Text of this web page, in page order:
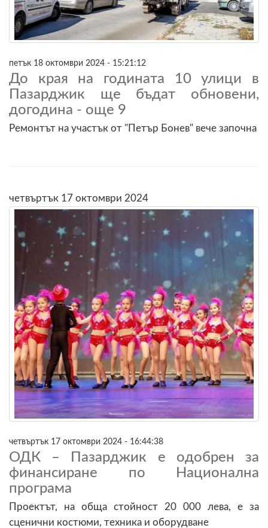
петък 18 октомври 2024 - 15:21:12
До края на годината 10 улици в
Пазарджик ще бъдат обновени,
догодина - още 9
Ремонтът на участък от "Петър Бонев" вече започна
четвъртък 17 октомври 2024
четвъртък 17 октомври 2024 - 16:44:38
ОДК – Пазарджик е одобрен за
финансиране по Национална
програма
Проектът, на обща стойност 20 000 лева, е за
сценични костюми, техника и оборудване